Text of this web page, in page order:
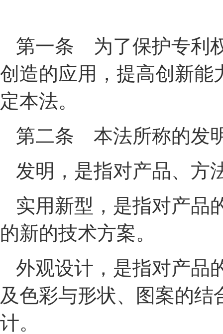
第一条 为了保护专利
创造的应用，提高创新能
定本法。
第二条 本法所称的发
发明，是指对产品、方
实用新型，是指对产品
的新的技术方案。
外观设计，是指对产品
及色彩与形状、图案的
计。